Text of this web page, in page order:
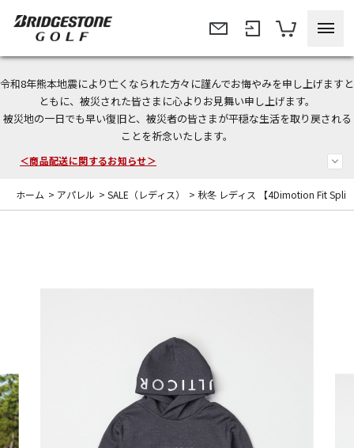
令和8年熊本地震により亡くなられた方々に謹んでお悔やみを申し上げますと
ともに、被災された皆さまに心よりお見舞い申し上げます。
被災地の一日でも早い復旧と、被災者の皆さまが平穏な生活を取り戻される
ことを祈念いたします。
＜夏季休暇中のご注文・発送・お問い合わせ＞
今なら新規会員登録で1,000円OFFクーポンプレゼント！
＜商品配送に関するお知らせ＞
ホーム > アパレル > SALE（レディス） > 秋冬 レディス 【4Dimotion Fit Split